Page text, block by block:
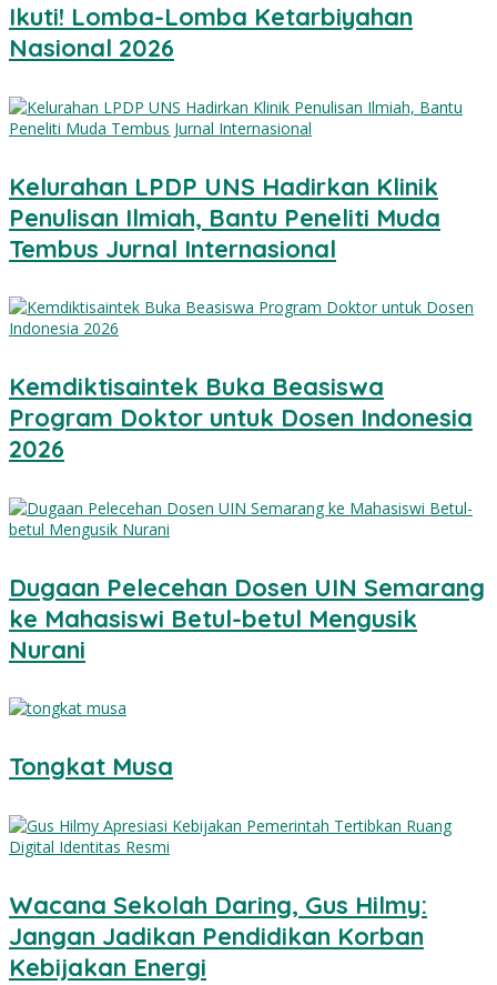
Ikuti! Lomba-Lomba Ketarbiyahan
Nasional 2026
Kelurahan LPDP UNS Hadirkan Klinik
Penulisan Ilmiah, Bantu Peneliti Muda
Tembus Jurnal Internasional
Kemdiktisaintek Buka Beasiswa
Program Doktor untuk Dosen Indonesia
2026
Dugaan Pelecehan Dosen UIN Semarang
ke Mahasiswi Betul-betul Mengusik
Nurani
Tongkat Musa
Wacana Sekolah Daring, Gus Hilmy:
Jangan Jadikan Pendidikan Korban
Kebijakan Energi